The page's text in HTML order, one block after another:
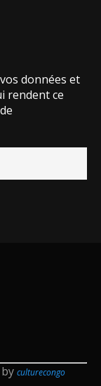
données et
rendent ce
culturecongo